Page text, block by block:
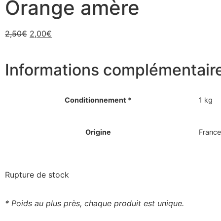
Orange amère
2,50€ 2,00€
Informations
Conditionnement * 1 kg
Origine France
Rupture de stock
* Poids au plus près, chaque produit est unique.